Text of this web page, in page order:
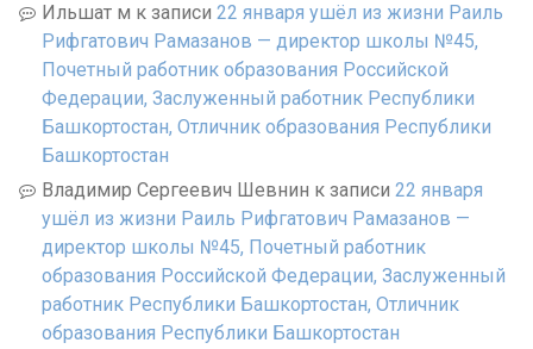
Ильшат м к записи 22 января ушёл из жизни Раиль
Рифгатович Рамазанов — директор школы №45,
Почетный работник образования Российской
Федерации, Заслуженный работник Республики
Башкортостан, Отличник образования Республики
Башкортостан
Владимир Сергеевич Шевнин к записи 22 января
ушёл из жизни Раиль Рифгатович Рамазанов —
директор школы №45, Почетный работник
образования Российской Федерации, Заслуженный
работник Республики Башкортостан, Отличник
образования Республики Башкортостан